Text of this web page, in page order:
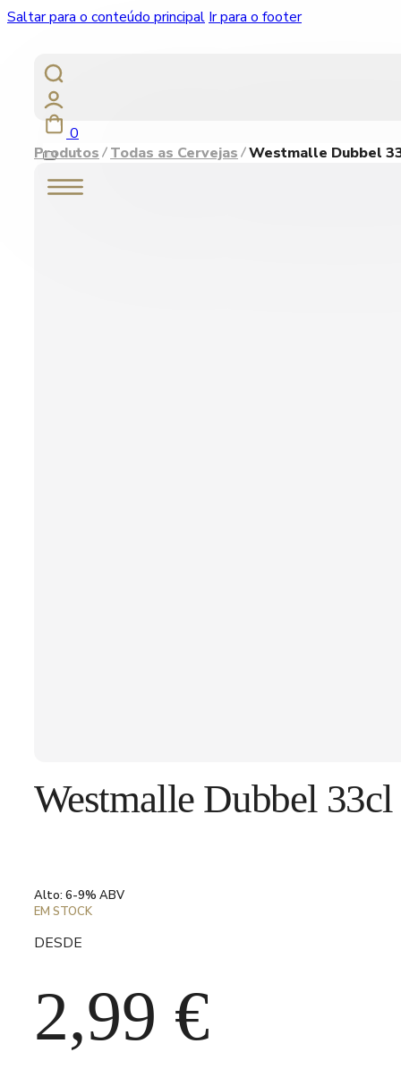
Saltar para o conteúdo principal Ir para o footer
0
Produtos
Todas as Cervejas Westmalle Dubbel
Westmalle Dubbel
Alto: 6-9% ABV
EM STOCK
DESDE
2,99 €